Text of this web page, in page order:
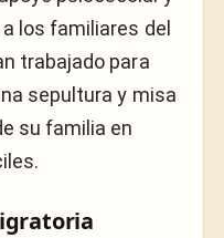
los familiares del
trabajado para
sepultura y misa
su familia en